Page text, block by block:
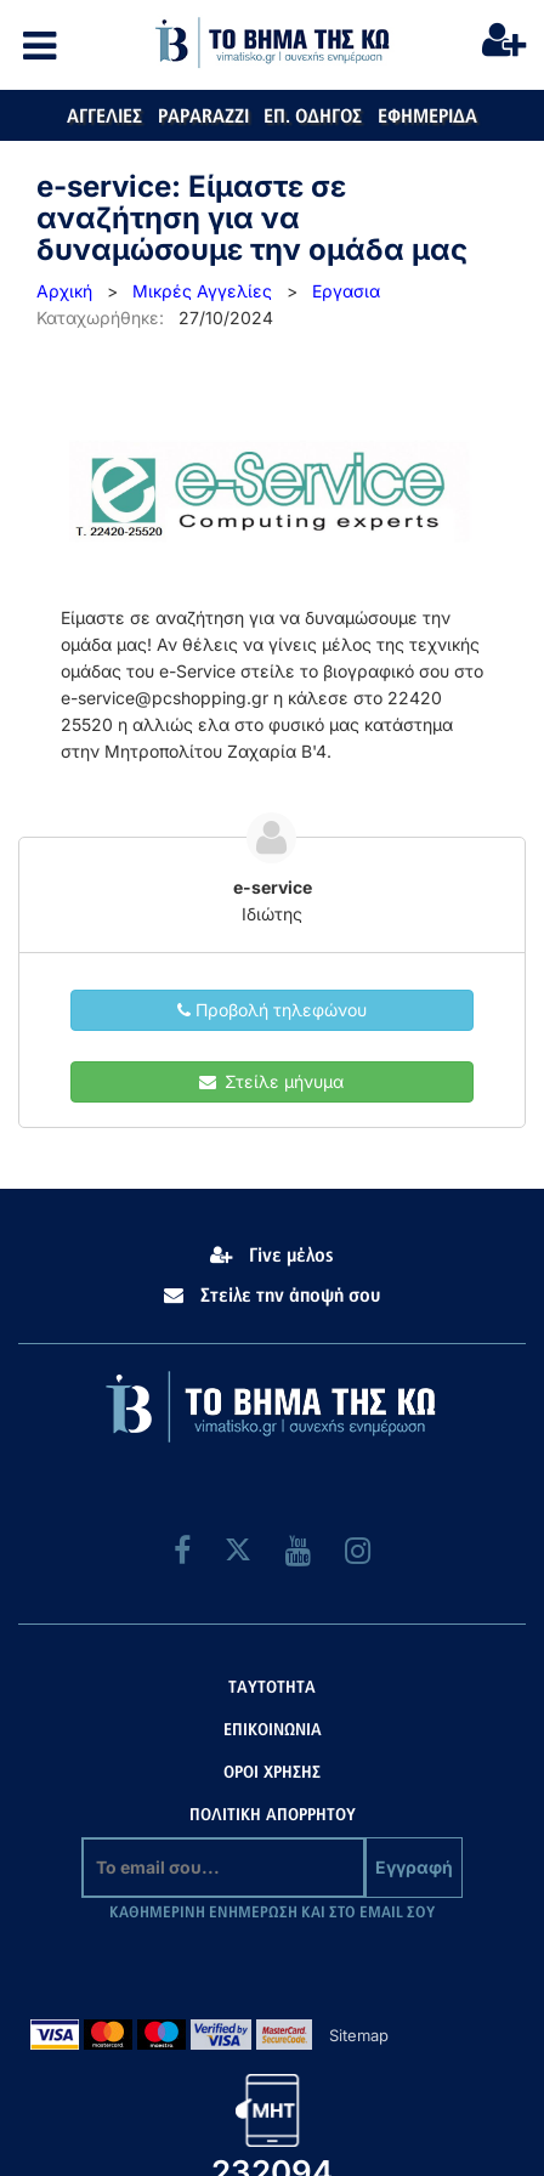
ΑΓΓΕΛΙΕΣ PAPARAZZI ΕΠ. ΟΔΗΓΟΣ ΕΦΗΜΕΡΙΔΑ
e-service: Είμαστε σε
αναζήτηση για να
δυναμώσουμε την ομάδα μας
Αρχική > Μικρές Αγγελίες > Εργασια
Καταχωρήθηκε:
27/10/2024
Είμαστε σε αναζήτηση για να δυναμώσουμε την
ομάδα μας! Αν θέλεις να γίνεις μέλος της τεχνικής
ομάδας του e-Service στείλε το βιογραφικό σου στο
e-service@pcshopping.gr η κάλεσε στο 22420
25520 η αλλιώς ελα στο φυσικό μας κατάστημα
στην Μητροπολίτου Ζαχαρία Β'4.
e-service
Ιδιώτης
Προβολή τηλεφώνου
Στείλε μήνυμα
Γίνε μέλος
Στείλε την άποψή σου
ΤΑΥΤΟΤΗΤΑ
ΕΠΙΚΟΙΝΩΝΙΑ
ΟΡΟΙ ΧΡΗΣΗΣ
ΠΟΛΙΤΙΚΗ ΑΠΟΡΡΗΤΟΥ
Εγγραφή
ΚΑΘΗΜΕΡΙΝΗ ΕΝΗΜΕΡΩΣΗ ΚΑΙ ΣΤΟ EMAIL ΣΟΥ
Sitemap